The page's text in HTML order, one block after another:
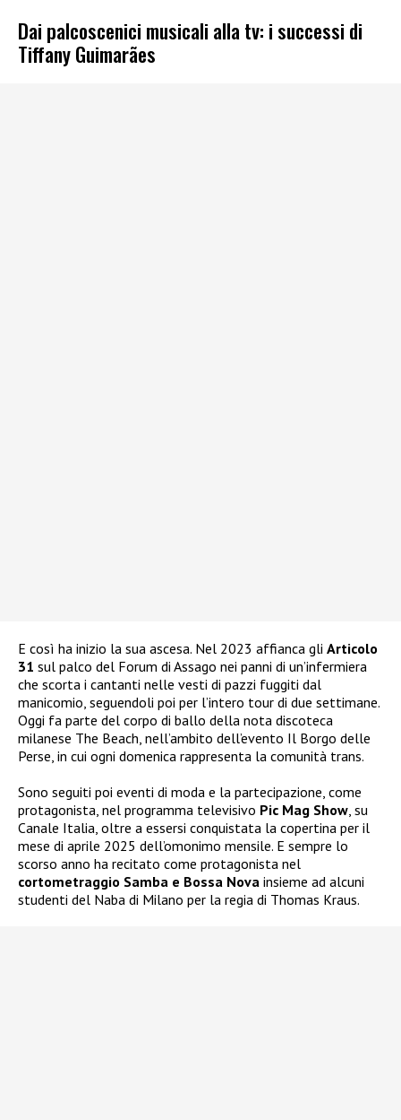
Dai palcoscenici musicali alla tv: i successi di
Tiffany Guimarães
E così ha inizio la sua ascesa. Nel 2023 affianca gli Articolo
31 sul palco del Forum di Assago nei panni di un’infermiera
che scorta i cantanti nelle vesti di pazzi fuggiti dal
manicomio, seguendoli poi per l’intero tour di due settimane.
Oggi fa parte del corpo di ballo della nota discoteca
milanese The Beach, nell’ambito dell’evento Il Borgo delle
Perse, in cui ogni domenica rappresenta la comunità trans.
Sono seguiti poi eventi di moda e la partecipazione, come
protagonista, nel programma televisivo Pic Mag Show, su
Canale Italia, oltre a essersi conquistata la copertina per il
mese di aprile 2025 dell’omonimo mensile. E sempre lo
scorso anno ha recitato come protagonista nel
cortometraggio Samba e Bossa Nova insieme ad alcuni
studenti del Naba di Milano per la regia di Thomas Kraus.